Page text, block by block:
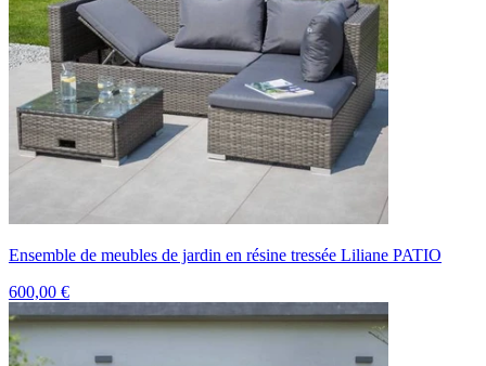
Ensemble de meubles de jardin en résine tressée Liliane PATIO
600,00 €